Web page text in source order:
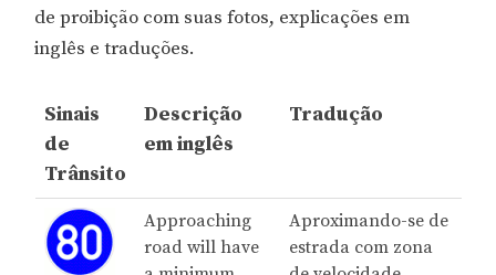
de proibição com suas fotos, explicações em
inglês e traduções.
Sinais
de
Trânsito
Descrição
em inglês
Tradução
Approaching
road will have
Aproximando-se de
estrada com zona